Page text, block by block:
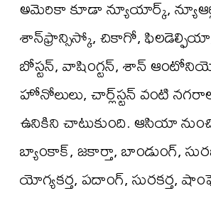
అమెరికా కూడా న్యూయార్క్,
శాన్‌ఫ్రాన్సిస్కో, చికాగో,
బోస్టన్, వాషింగ్టన్, శాన్
హోనోలులు, చార్ల్‌స్టన్ వంటి
ఉనికిని చాటుకుంది. ఆసియా
బ్యాంకాక్, జకార్తా, బాండుంగ్,
యోగ్యకర్త, పదాంగ్, సురకర్త,